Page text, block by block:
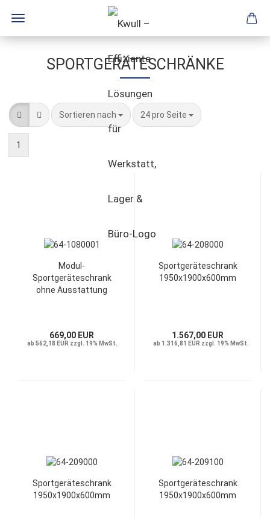
SPORTGERÄTESCHRÄNKE
Sortieren nach 24 pro Seite
1
Modul-
Sportgeräteschrank
ohne Ausstattung
669,00 EUR
ab 562,18 EUR zzgl. 19% MwSt.
Sportgeräteschrank
1950x1900x600mm
1.567,00 EUR
ab 1.316,81 EUR zzgl. 19% MwSt.
Sportgeräteschrank
1950x1900x600mm
Sportgeräteschrank
1950x1900x600mm